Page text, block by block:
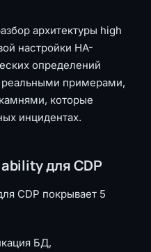
архитектуры high
настройки HA-
определений
примерами,
которые
инцидентах.
для CDP
CDP покрывает 5
БД,